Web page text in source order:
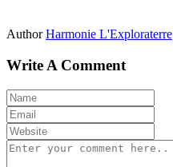
Author Harmonie L'Exploraterre
Write A Comment